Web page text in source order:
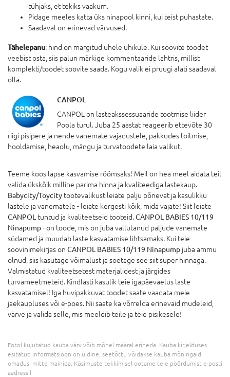
tühjaks, et tekiks vaakum.
Pidage meeles katta üks ninapool kinni, kui teist puhastate.
Saadaval on erinevad värvused.
Tähelepanu: hind on märgitud ühele ühikule. Kui soovite toodet
veebist osta, siis palun märkige kommentaaride lahtris, millist
komplekti/toodet soovite saada. Kogu valik ei pruugi alati saadaval
olla.
CANPOL
CANPOL on lasteakssessuaaride tootmise liider
Poola turul. Juba 25 aastat reageerib ettevõte 30
riigi pisipere ja nende vanemate vajadustele, pakkudes toitmise,
hooldamise, heaolu, mängu ja turvatoodete laia valikut.
Teeme koos lapse kasvamise rõõmsaks! Meil on hea meel aidata teil
valida ükskõik milline parima hinna ja kvaliteediga lastekaup.
Babycity/Toycity tootevalikust leiate palju põnevat ja kasulikku
lastele ja vanematele - leiate kergesti kõik, mida vajate! Siit leiate
CANPOL tuntud ja kvaliteetseid tooteid.CANPOL BABIES 10/119
Ninapump- on toode, mis on juba vallutanud paljude vanemate
südamed ja muudab laste kasvatamise lihtsamaks. Kui teie
soovinimekirjas on CANPOL BABIES 10/119 Ninapump juba ammu
olnud, siis kasutage võimalust ja soetage see siit super hinnaga.
Valmistatud kvaliteetsetest materjalidest ja järgides
turvameetmeteid. Kindlasti kasulik teie igapäevaelus laste
kasvatamisel! Iga huvipakkuvat toodet saate vaadata meie
jaekaupluses või e-poes. Nii saate ka võrrelda erinevaid mudeleid,
värve ja valida selle, mis meeldib teile ja teie pisikesele!
Fotol kujutatud kauba värv võib mõnel määral erineda. Kauba kirjelduses
esitatud informatsioon on üldine, seetõttu võidakse kauba mõningaid
omadusi mitte mainida. Küsimuste tekkimisel ootame teie pöördumist e-posti
aadressil